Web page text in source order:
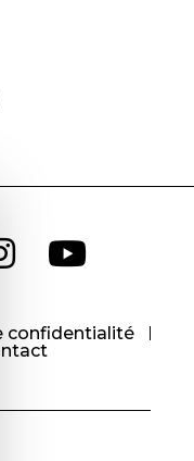
confidentialité